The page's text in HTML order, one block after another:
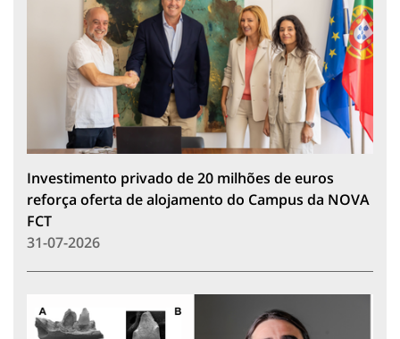
Investimento privado de 20 milhões de euros
reforça oferta de alojamento do Campus da NOVA
FCT
31-07-2026